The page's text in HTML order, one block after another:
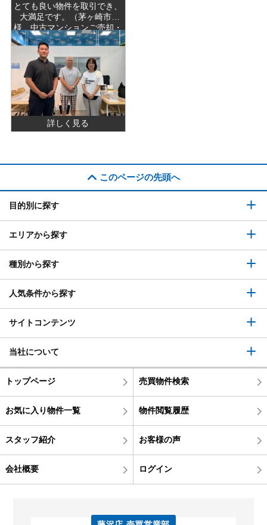
とても良い物件を取引でき、
大満足です。（茅ヶ崎市F
様 中古マンションご売却・
新築一戸建て ご成約）
詳しく見る
このページの先頭へ
目的別に探す
エリアから探す
種別から探す
人気条件から探す
サイトコンテンツ
当社について
トップページ 売買物件検索
お気に入り物件一覧 物件閲覧履歴
スタッフ紹介 お客様の声
会社概要 ログイン